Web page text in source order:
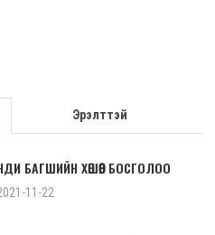
Эрэлттэй
БАГШИЙН ХӨШӨӨГ БОСГОЛОО
11-22